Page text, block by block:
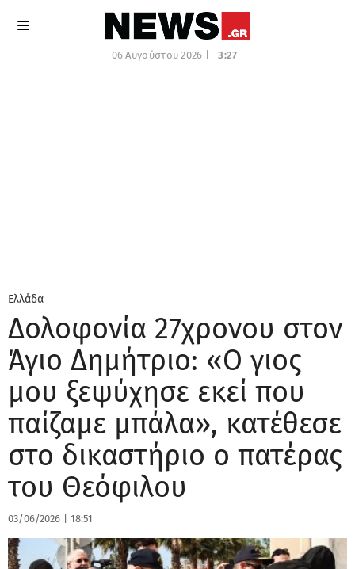
06 Αυγούστου 2026 | 3:27
Ελλάδα
Δολοφονία 27χρονου στον
Άγιο Δημήτριο: «Ο γιος
μου ξεψύχησε εκεί που
παίζαμε μπάλα», κατέθεσε
στο δικαστήριο ο πατέρας
του Θεόφιλου
03/06/2026 18:51